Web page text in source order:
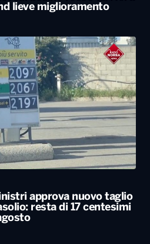
lieve miglioramento
approva nuovo taglio
resta di 17 centesimi